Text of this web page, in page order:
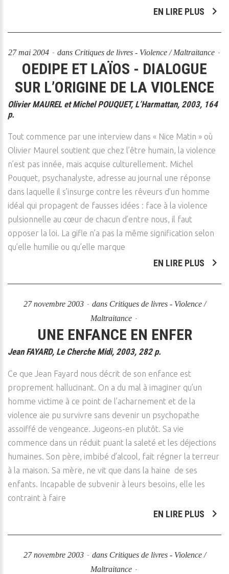
EN LIRE PLUS
27 mai 2004 dans Critiques de livres - Violence / Maltraitance
OEDIPE ET LAÏOS - DIALOGUE
SUR L’ORIGINE DE LA VIOLENCE
Olivier MAUREL et Michel POUQUET, L’Harmattan, 2003, 164
p.
Tout commence par une interview dans « Nice Matin » où
Olivier Maurel soutient que chez l’être humain, la violence
n’est pas innée, mais acquise culturellement. Michel
Pouquet, psychanalyste, adresse au journal une réponse
dans laquelle il s’insurge contre les rêveurs d’un homme
idéal qui propagent de fausses idées : face à la violence
pulsionnelle au cœur de chacun d’entre nous, il faut
opposer la loi. La gifle n’a pas la même signification selon
qu’elle humilie ou qu’elle marque
EN LIRE PLUS
27 novembre 2003 dans Critiques de livres - Violence /
Maltraitance
UNE ENFANCE EN ENFER
Jean FAYARD, Le Cherche Midi, 2003, 282 p.
Ce que Jean Fayard nous décrit de son enfance est
proprement hallucinant. On a du mal à imaginer qu’un
homme victime à ce point de l’acharnement et de la
violence aie pu survivre sans devenir un psychopathe
assoiffé de vengeance. Jugeons-en plutôt. Sa vie
commence dans un réduit puant la saleté et les déjections
humaines. Son père, imbibé d’alcool, fait régner la terreur
à la maison. Sa mère, ne vit que dans la haine de ses
enfants. Incapable de subvenir à leurs besoins, elle les
contraint à faire
EN LIRE PLUS
27 novembre 2003 dans Critiques de livres - Violence /
Maltraitance